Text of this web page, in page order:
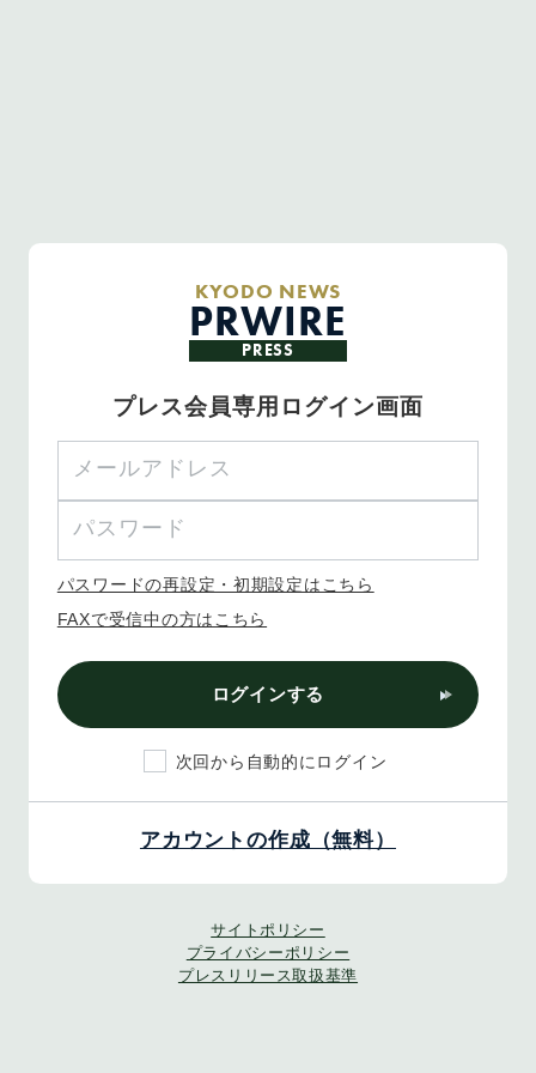
KYODO NEWS
PRWIRE
PRESS
プレス会員専用ログイン画面
パスワードの再設定・初期設定はこちら
FAXで受信中の方はこちら
ログインする
次回から自動的にログイン
アカウントの作成（無料）
サイトポリシー
プライバシーポリシー
プレスリリース取扱基準